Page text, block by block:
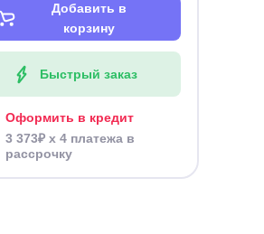
Добавить в
корзину
Быстрый заказ
Оформить в кредит
3 373₽ x 4 платежа в
рассрочку